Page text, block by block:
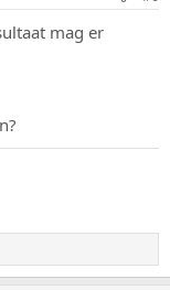
mag er